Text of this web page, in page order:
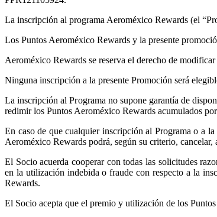
La inscripción al programa Aeroméxico Rewards (el
Los Puntos Aeroméxico Rewards y la presente
Aeroméxico Rewards se reserva el derecho de
Ninguna inscripción a la presente Promoción será
La inscripción al Programa no supone garantía de
redimir los Puntos Aeroméxico Rewards acumulados
En caso de que cualquier inscripción al Programa o a
Aeroméxico Rewards podrá, según su criterio,
El Socio acuerda cooperar con todas las solicitudes
en la utilización indebida o fraude con respecto a la
Rewards.
El Socio acepta que el premio y utilización de los